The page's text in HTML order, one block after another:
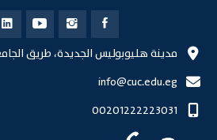
مدينة هليوبوليس الجديدة، طريق
info@cuc.edu.eg
00201222223031